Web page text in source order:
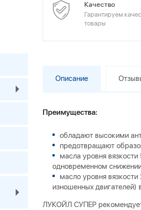
Качество
Гарантируем
товары
Описание
Преимущества:
обладают высокими
предотвращают
масла уровня
одновременном
масло уровня
изношенных
ЛУКОЙЛ СУПЕР